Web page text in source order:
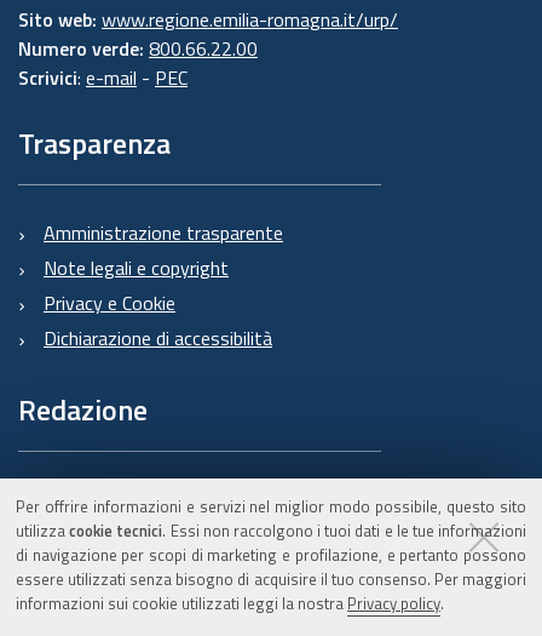
Per offrire informazioni e servizi nel miglior modo possibile, questo sito
utilizzacookie tecnici. Essi non raccolgono i tuoi dati e le tue informazioni
di navigazione per scopi di marketing e profilazione, e pertanto possono
essere utilizzati senza bisogno di acquisire il tuo consenso. Per maggiori
informazioni sui cookie utilizzati leggi la nostra Privacy policy.
Sito web: www.regione.emilia-romagna.it/urp/
Numero verde: 800.66.22.00
Scrivici: e-mail - PEC
Trasparenza
Amministrazione trasparente
Note legali e copyright
Privacy e Cookie
Dichiarazione di accessibilità
Redazione
Informazioni sul Burert
e contatti